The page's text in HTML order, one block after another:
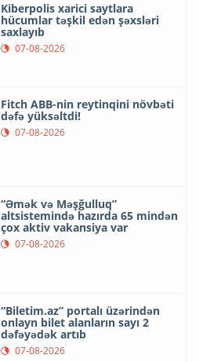
Kiberpolis xarici saytlara
hücumlar təşkil edən şəxsləri
saxlayıb
07-08-2026
Fitch ABB-nin reytinqini növbəti
dəfə yüksəltdi!
07-08-2026
“Əmək və Məşğulluq”
altsistemində hazırda 65 mindən
çox aktiv vakansiya var
07-08-2026
“Biletim.az” portalı üzərindən
onlayn bilet alanların sayı 2
dəfəyədək artıb
07-08-2026